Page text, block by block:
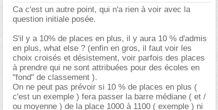
Ca c'est un autre point, qui n'a rien à voir avec la
question initiale posée.
S'il y a 10% de places en plus, il y aura 10 % d'admis
en plus, what else ? (enfin en gros, il faut voir les
choix croisés et désistement, voir parfois des places
à prendre qui ne sont attribuées pour des écoles en
"fond" de classement ).
On ne peut pas prévoir si 10 % de places en plus (
c'est un exemple ) fera passer la barre médiane ( et /
ou moyenne ) de la place 1000 à 1100 ( exemple ) ni